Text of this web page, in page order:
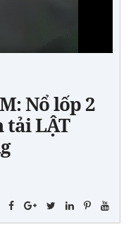
Nổ lốp 2
tải LẬT